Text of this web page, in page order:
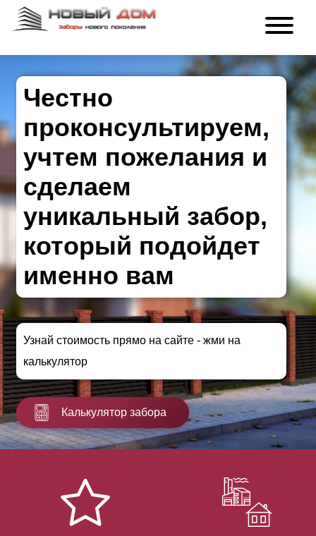
Честно
проконсультируем,
учтем пожелания и
сделаем
уникальный забор,
который подойдет
именно вам
Узнай стоимость прямо на сайте - жми на
калькулятор
Калькулятор забора